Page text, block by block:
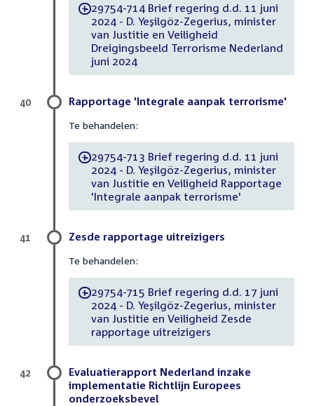
-29754-714 Brief regering d.d. 11 juni
2024 - D. Yeşilgöz-Zegerius, minister
van Justitie en Veiligheid
Dreigingsbeeld Terrorisme Nederland
juni 2024
Rapportage 'Integrale aanpak terrorisme'
Te behandelen:
-29754-713 Brief regering d.d. 11 juni
2024 - D. Yeşilgöz-Zegerius, minister
van Justitie en Veiligheid Rapportage
'Integrale aanpak terrorisme'
40
Zesde rapportage uitreizigers
Te behandelen:
-29754-715 Brief regering d.d. 17 juni
2024 - D. Yeşilgöz-Zegerius, minister
van Justitie en Veiligheid Zesde
rapportage uitreizigers
41
Evaluatierapport Nederland inzake
implementatie Richtlijn Europees
onderzoeksbevel
42